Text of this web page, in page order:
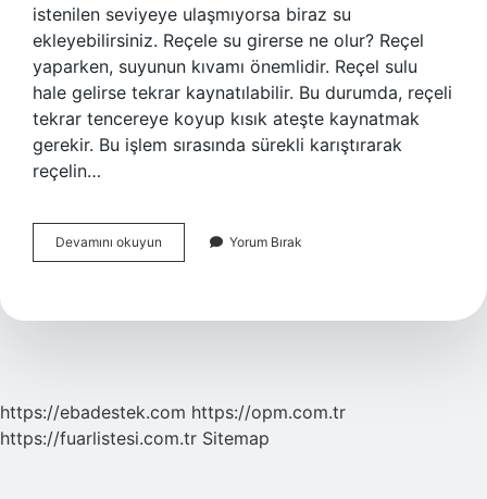
istenilen seviyeye ulaşmıyorsa biraz su
ekleyebilirsiniz. Reçele su girerse ne olur? Reçel
yaparken, suyunun kıvamı önemlidir. Reçel sulu
hale gelirse tekrar kaynatılabilir. Bu durumda, reçeli
tekrar tencereye koyup kısık ateşte kaynatmak
gerekir. Bu işlem sırasında sürekli karıştırarak
reçelin…
Devamını okuyun
Yaparken
Mu
Yorum Bırak
https://ebadestek.com https://opm.com.tr
https://fuarlistesi.com.tr Sitemap